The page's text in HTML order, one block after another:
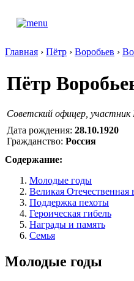
Главная › Пётр › Воробьев ›
Пётр
Советский офицер,
Дата рождения: 28.10.1920
Гражданство: Россия
Содержание:
Молодые годы
Великая Отечественная
Поддержка пехоты
Героическая гибель
Награды и память
Семья
Молодые годы